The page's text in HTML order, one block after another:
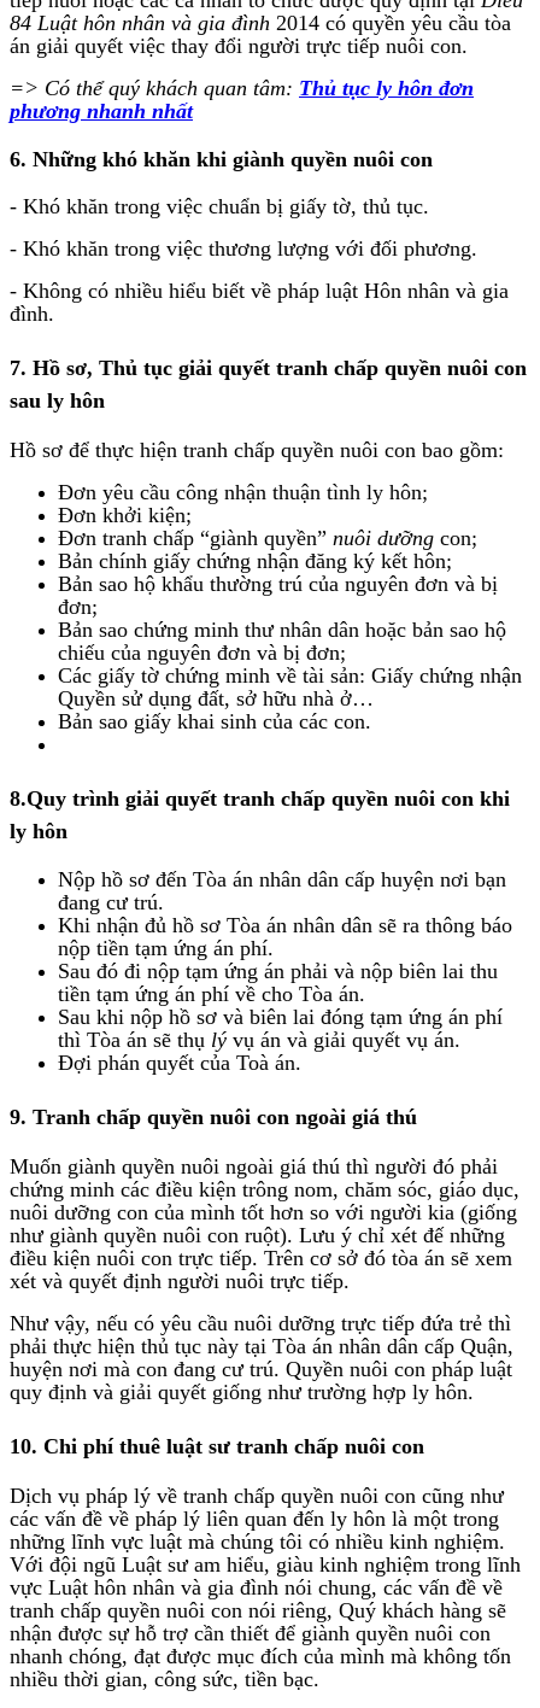
84 Luật hôn nhân và gia đình 2014 có quyền yêu cầu tòa
án giải quyết việc thay đổi người trực tiếp nuôi con.
=> Có thể quý khách quan tâm: Thủ tục ly hôn đơn
phương nhanh nhất
6. Những khó khăn khi giành quyền nuôi con
- Khó khăn trong việc chuẩn bị giấy tờ, thủ tục.
- Khó khăn trong việc thương lượng với đối phương.
- Không có nhiều hiểu biết về pháp luật Hôn nhân và gia
đình.
7. Hồ sơ, Thủ tục giải quyết tranh chấp quyền nuôi con
sau ly hôn
Hồ sơ để thực hiện tranh chấp quyền nuôi con bao gồm:
Đơn yêu cầu công nhận thuận tình ly hôn;
Đơn khởi kiện;
Đơn tranh chấp “giành quyền” nuôi dưỡng con;
Bản chính giấy chứng nhận đăng ký kết hôn;
Bản sao hộ khẩu thường trú của nguyên đơn và bị
đơn;
Bản sao chứng minh thư nhân dân hoặc bản sao hộ
chiếu của nguyên đơn và bị đơn;
Các giấy tờ chứng minh về tài sản: Giấy chứng nhận
Quyền sử dụng đất, sở hữu nhà ở…
Bản sao giấy khai sinh của các con.
8.Quy trình giải quyết tranh chấp quyền nuôi con khi
ly hôn
Nộp hồ sơ đến Tòa án nhân dân cấp huyện nơi bạn
đang cư trú.
Khi nhận đủ hồ sơ Tòa án nhân dân sẽ ra thông báo
nộp tiền tạm ứng án phí.
Sau đó đi nộp tạm ứng án phải và nộp biên lai thu
tiền tạm ứng án phí về cho Tòa án.
Sau khi nộp hồ sơ và biên lai đóng tạm ứng án phí
thì Tòa án sẽ thụ lý vụ án và giải quyết vụ án.
Đợi phán quyết của Toà án.
9. Tranh chấp quyền nuôi con ngoài giá thú
Muốn giành quyền nuôi ngoài giá thú thì người đó phải
chứng minh các điều kiện trông nom, chăm sóc, giáo dục,
nuôi dưỡng con của mình tốt hơn so với người kia (giống
như giành quyền nuôi con ruột). Lưu ý chỉ xét đế những
điều kiện nuôi con trực tiếp. Trên cơ sở đó tòa án sẽ xem
xét và quyết định người nuôi trực tiếp.
Như vậy, nếu có yêu cầu nuôi dưỡng trực tiếp đứa trẻ thì
phải thực hiện thủ tục này tại Tòa án nhân dân cấp Quận,
huyện nơi mà con đang cư trú. Quyền nuôi con pháp luật
quy định và giải quyết giống như trường hợp ly hôn.
10. Chi phí thuê luật sư tranh chấp nuôi con
Dịch vụ pháp lý về tranh chấp quyền nuôi con cũng như
các vấn đề về pháp lý liên quan đến ly hôn là một trong
những lĩnh vực luật mà chúng tôi có nhiều kinh nghiệm.
Với đội ngũ Luật sư am hiểu, giàu kinh nghiệm trong lĩnh
vực Luật hôn nhân và gia đình nói chung, các vấn đề về
tranh chấp quyền nuôi con nói riêng, Quý khách hàng sẽ
nhận được sự hỗ trợ cần thiết để giành quyền nuôi con
nhanh chóng, đạt được mục đích của mình mà không tốn
nhiều thời gian, công sức, tiền bạc.